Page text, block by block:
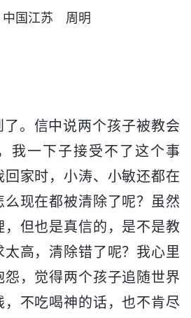
中国江苏 周明
。信中说两个孩子被教会
我一下子接受不了这个事
家时，小涛、小敏还都在
现在都被清除了呢？虽然
但也是真信的，是不是教
高，清除错了呢？我心里
，觉得两个孩子追随世界
，不吃喝神的话，也不肯尽